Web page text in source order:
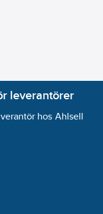
leverantörer
hos Ahlsell